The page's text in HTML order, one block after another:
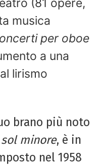
musica
per oboe
a una
lirismo
brano più noto
minore, è in
nel 1958